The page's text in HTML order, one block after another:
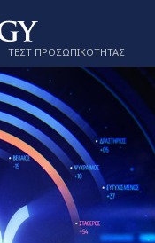
ΤΕΣΤ ΠΡΟΣΩΠΙΚΟΤΗΤΑΣ